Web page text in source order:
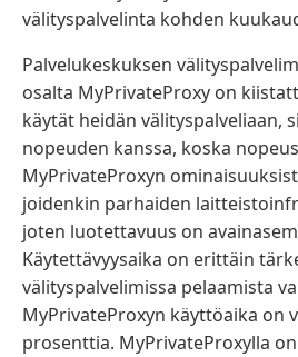
välityspalvelinta kohden
Palvelukeskuksen
osalta MyPrivateProxy on
käytät heidän välityspalveliaan,
nopeuden kanssa, koska
MyPrivateProxyn
joidenkin parhaiden
joten luotettavuus on
Käytettävyysaika on erittäin
välityspalvelimissa pelaamista
MyPrivateProxyn käyttöaika on
prosenttia. MyPrivateProxylla